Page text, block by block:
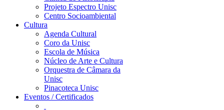
Projeto Espectro Unisc
Centro Socioambiental
Cultura
Agenda Cultural
Coro da Unisc
Escola de Música
Núcleo de Arte e Cultura
Orquestra de Câmara da
Unisc
Pinacoteca Unisc
Eventos / Certificados